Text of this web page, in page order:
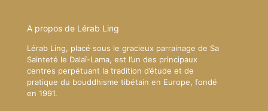
A propos de Lérab Ling
Lérab Ling, placé sous le gracieux parrainage de Sa
Sainteté le Dalaï-Lama, est l’un des principaux
centres perpétuant la tradition d’étude et de
pratique du bouddhisme tibétain en Europe, fondé
en 1991.